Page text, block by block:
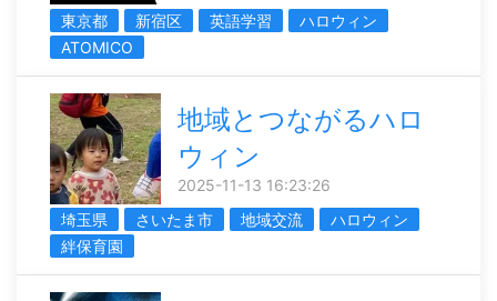
東京都 新宿区 英語学習
ハロウィン
ATOMICO
地域とつながるハロ
ウィン
2025-11-13 16:23:26
埼玉県
さいたま市 地域交流
ハロウィン
絆保育園